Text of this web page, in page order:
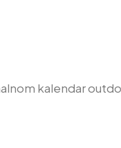
kalendar